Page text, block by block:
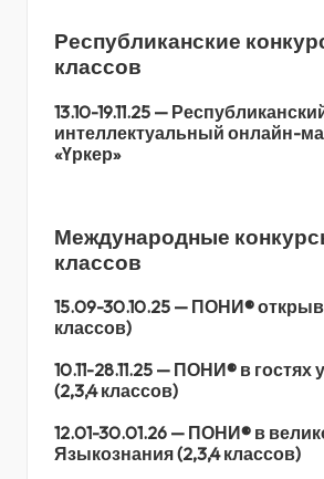
Республиканские
классов
13.10-19.11.25 —
интеллектуальный онлайн-
«Үркер»
Международные
классов
15.09-30.10.25 — ПОНИ®
классов)
10.11-28.11.25 — ПОНИ® в
(2,3,4 классов)
12.01-30.01.26 — ПОНИ® в
Языкознания (2,3,4 классов)